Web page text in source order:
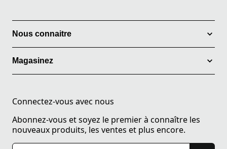
Nous connaitre
Magasinez
Connectez-vous avec nous
Abonnez-vous et soyez le premier à connaître les
nouveaux produits, les ventes et plus encore.